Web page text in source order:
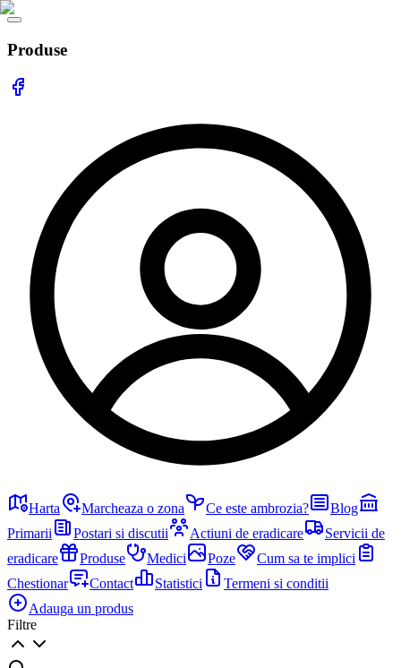
Produse
Harta Marcheaza o zona Ce este ambrozia?
Blog
Primarii
Postari si discutii Actiuni de eradicare
Servicii de
eradicare
Produse Medici Poze
Cum sa te implici
Chestionar
Contact Statistici
Termeni si conditii
Adauga un produs
Filtre